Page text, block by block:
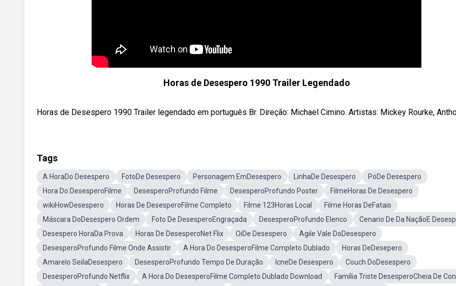
Horas de Desespero 1990 Trailer Legendado
Horas de Desespero 1990 Trailer legendado em português Br. Direção: Michael Cimino. Artistas: Mickey Rourke,
Tags
A HoraDo Desespero FotoDe Desespero Personagem EmDesespero LinhaDe Desespero
PóDe Desespero
Hora Do DesesperoFilme
DesesperoProfundo Filme DesesperoProfundo Poster
FilmeHoras De Desespero
wikiHowDesespero
Horas De DesesperoFilme Completo Filme 123Horas Local
Filme Horas DeFatais
Máscara DoDesespero Ordem
Foto De DesesperoEngraçada DesesperoProfundo Elenco
Cenario De Da NaçãoE
Desespero HoraDa Prova
Horas De DesesperoNet Flix OiDe Desespero
Agile Vale DoDesespero
DesesperoProfundo Filme Onde Assistir
A Hora Do DesesperoFilme Completo Dublado
Horas DeDesepero
Amarelo SeilaDesespero
DesesperoProfundo Tempo De Duração IcneDe Desespero
Couch DoDesespero
DesesperoProfundo Netflix
A Hora Do DesesperoFilme Completo Dublado Download
Família Triste DesesperoCheia De